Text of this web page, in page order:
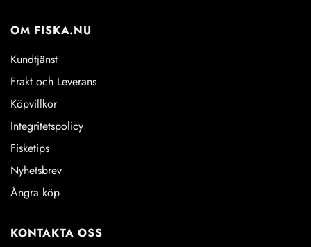
OM FISKA.NU
Kundtjänst
Frakt och Leverans
Köpvillkor
Integritetspolicy
Fisketips
Nyhetsbrev
Ångra köp
KONTAKTA OSS